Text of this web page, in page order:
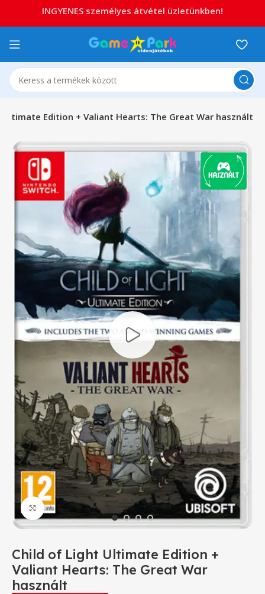
Edition + Valiant Hearts: The Great War használt
Click to enlarge
Child of Light Ultimate Edition +
Valiant Hearts: The Great War
használt
INGYENES személyes átvétel üzletünkben!